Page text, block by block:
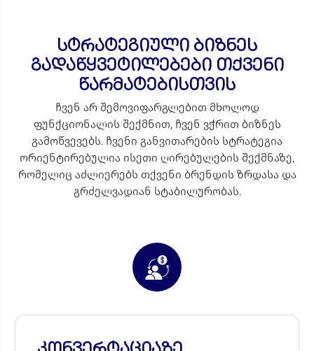
სტრატეგიული ბიზნეს
გადაწყვეტილებები თქვენი
წარმატებისთვის
ჩვენ არ შემოვიფარგლებით მხოლოდ
ფუნქციონალის შექმნით, ჩვენ ვჭრით ბიზნეს
გამოწვევებს. ჩვენი განვითარების სტრატეგია
ორიენტირებულია ისეთი ღირებულების შექმნაზე,
რომელიც აძლიერებს თქვენი ბრენდის ზრდასა და
გრძელვადიან სტაბილურობას.